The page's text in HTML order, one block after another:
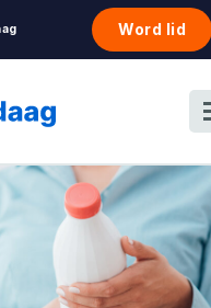
Word lid